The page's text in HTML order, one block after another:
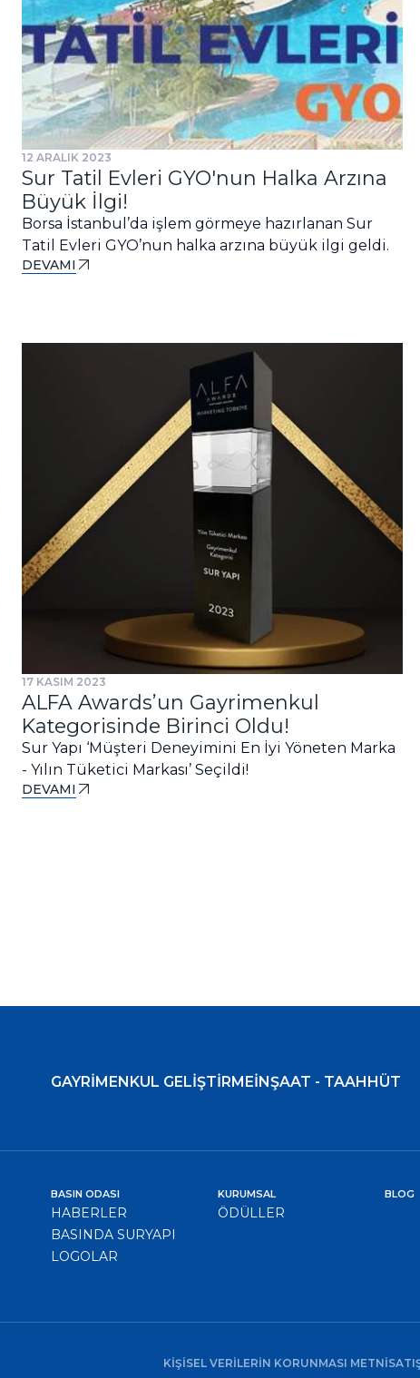
12 ARALIK 2023
Sur Tatil Evleri GYO'nun Halka Arzına
Büyük İlgi!
Borsa İstanbul’da işlem görmeye hazırlanan Sur
Tatil Evleri GYO’nun halka arzına büyük ilgi geldi.
DEVAMI
17 KASIM 2023
ALFA Awards’un Gayrimenkul
Kategorisinde Birinci Oldu!
Sur Yapı ‘Müşteri Deneyimini En İyi Yöneten Marka
- Yılın Tüketici Markası’ Seçildi!
DEVAMI
GAYRİMENKUL GELİŞTİRMEİNŞAAT - TAAHHÜT
BASIN ODASI
HABERLER
BASINDA SURYAPI
LOGOLAR
KURUMSAL
ÖDÜLLER
BLOG
KİŞİSEL VERİLERİN KORUNMASI METNİ